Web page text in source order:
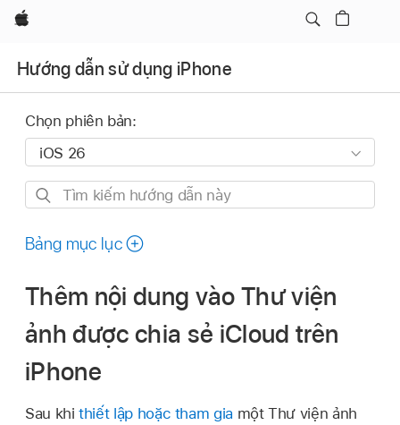
Apple
Hướng dẫn sử dụng iPhone
Chọn phiên bản:
Tìm
hướng
này
Bảng mục lục
Thêm nội dung vào Thư viện
ảnh được chia sẻ iCloud trên
iPhone
Sau khithiết lập hoặc tham gia một Thư viện ảnh